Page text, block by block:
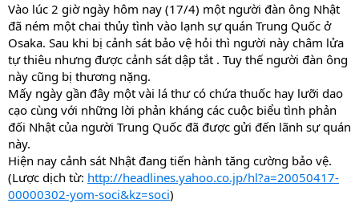
Vào lúc 2 giờ ngày hôm nay (17/4) một người đàn ông Nhật
đã ném một chai thủy tình vào lạnh sự quán Trung Quốc ở
Osaka. Sau khi bị cảnh sát bảo vệ hỏi thì người này châm lửa
tự thiêu nhưng được cảnh sát dập tắt . Tuy thế người đàn ông
này cũng bị thương nặng.
Mấy ngày gần đây một vài lá thư có chứa thuốc hay lưỡi dao
cạo cùng với những lời phản kháng các cuộc biểu tình phản
đối Nhật của người Trung Quốc đã được gửi đến lãnh sự quán
này.
Hiện nay cảnh sát Nhật đang tiến hành tăng cường bảo vệ.
(Lược dịch từ: http://headlines.yahoo.co.jp/hl?a=20050417-
00000302-yom-soci&kz=soci)